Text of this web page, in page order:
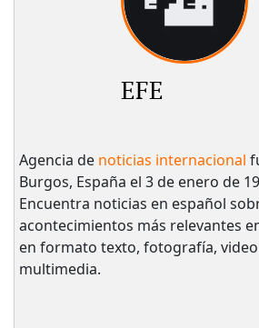
EFE
Agencia de noticias internacional
Burgos, España el 3 de enero de
Encuentra noticias en español
acontecimientos más relevantes
en formato texto, fotografía,
multimedia.